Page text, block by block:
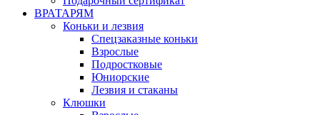
ВРАТАРЯМ
Коньки и лезвия
Спецзаказные коньки
Взрослые
Подростковые
Юниорские
Лезвия и стаканы
Клюшки